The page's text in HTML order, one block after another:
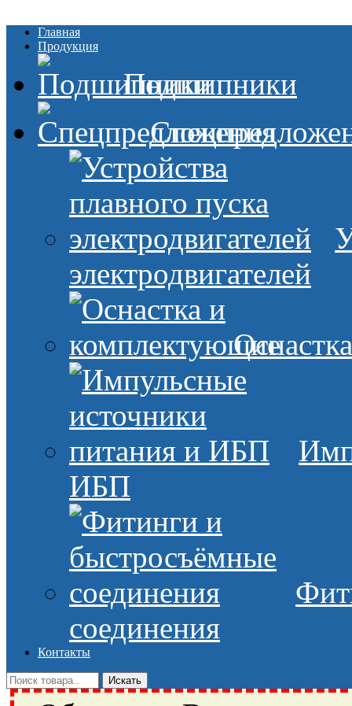
Главная
Продукция
Подшипники
электродвигателей
ИБП
соединения
Контакты